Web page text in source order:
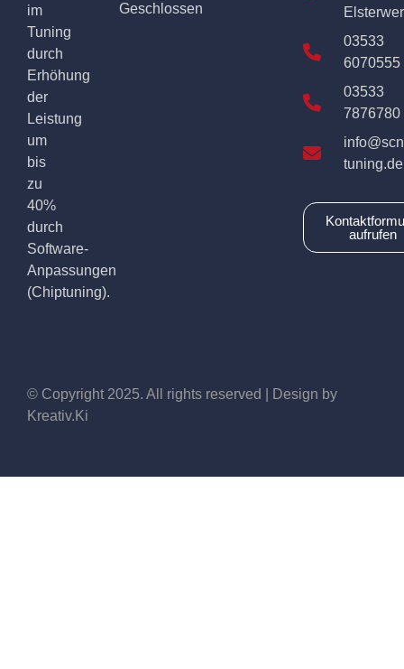
im
Tuning
durch
Erhöhung
der
Leistung
um
bis
zu
40%
durch
Software-
Anpassungen
(Chiptuning).
Geschlossen
03533
6070555
03533
7876780
tuning.de
aufrufen
© Copyright 2025. All rights reserved | Design by
Kreativ.Ki